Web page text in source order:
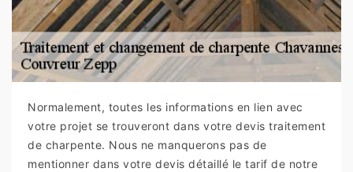
Normalement, toutes les informations en lien avec
votre projet se trouveront dans votre devis traitement
de charpente. Nous ne manquerons pas de
mentionner dans votre devis détaillé le tarif de notre